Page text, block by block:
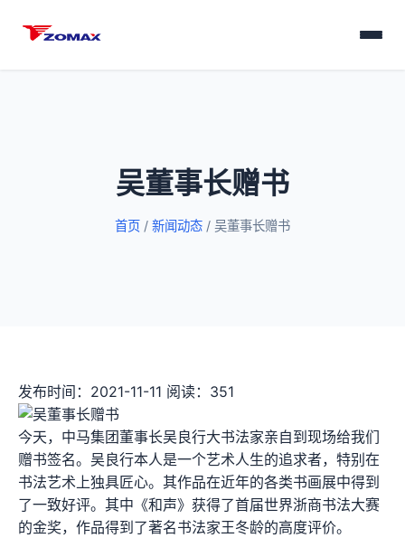
吴董事长赠书
首页 / 新闻动态 / 吴董事长赠书
发布时间：2021-11-11 阅读：351
今天，中马集团董事长吴良行大书法家亲自到现场给我们
赠书签名。吴良行本人是一个艺术人生的追求者，特别在
书法艺术上独具匠心。其作品在近年的各类书画展中得到
了一致好评。其中《和声》获得了首届世界浙商书法大赛
的金奖，作品得到了著名书法家王冬龄的高度评价。